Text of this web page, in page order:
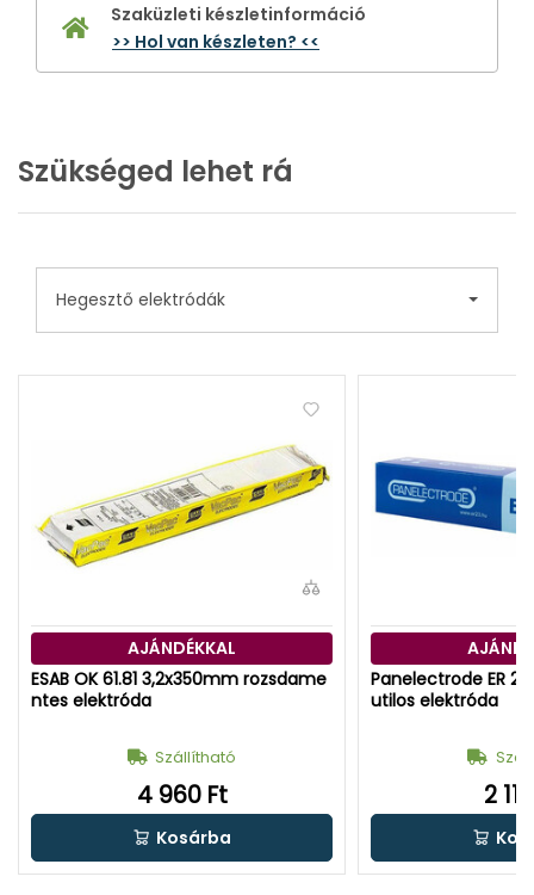
Szaküzleti készletinformáció
>> Hol van készleten? <<
Szükséged lehet rá
Hegesztő elektródák
AJÁNDÉKKAL
ESAB OK 61.81 3,2x350mm rozsdame
ntes elektróda
Szállítható
4 960 Ft
Kosárba
Panelectrode ER
utilos elektróda
2